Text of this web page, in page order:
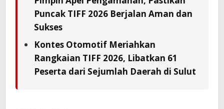
Puncak TIFF 2026 Berjalan Aman dan
Sukses
Kontes Otomotif Meriahkan
Rangkaian TIFF 2026, Libatkan 61
Peserta dari Sejumlah Daerah di Sulut